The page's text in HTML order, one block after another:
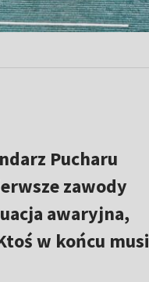
Pucharu
zawody
awaryjna,
w końcu musi